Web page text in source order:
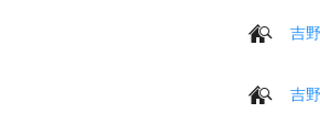
吉
吉